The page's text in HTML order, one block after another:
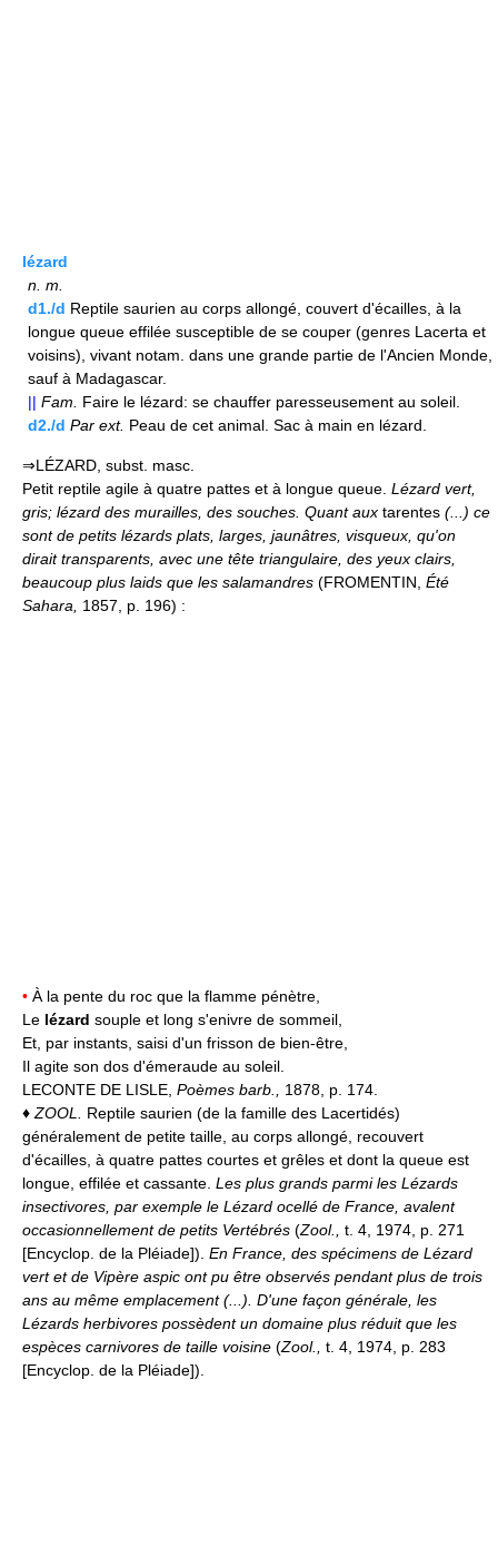
lézard
n. m.
d1./d Reptile saurien au corps allongé, couvert d'écailles, à la
longue queue effilée susceptible de se couper (genres Lacerta et
voisins), vivant notam. dans une grande partie de l'Ancien Monde,
sauf à Madagascar.
|| Fam.
Faire le lézard: se chauffer paresseusement au soleil.
d2./d Par ext. Peau de cet animal. Sac à main en lézard.
⇒LÉZARD, subst. masc.
Petit reptile agile à quatre pattes et à longue queue. Lézard vert,
gris; lézard des murailles, des souches. Quant aux tarentes (...) ce
sont de petits lézards plats, larges, jaunâtres, visqueux, qu'on
dirait transparents, avec une tête triangulaire, des yeux clairs,
beaucoup plus laids que les salamandres (FROMENTIN, Été
Sahara, 1857, p. 196) :
• À la pente du roc que la flamme pénètre,
Le lézard souple et long s'enivre de sommeil,
Et, par instants, saisi d'un frisson de bien-être,
Il agite son dos d'émeraude au soleil.
LECONTE DE LISLE, Poèmes barb., 1878, p. 174.
♦ ZOOL. Reptile saurien (de la famille des Lacertidés)
généralement de petite taille, au corps allongé, recouvert
d'écailles, à quatre pattes courtes et grêles et dont la queue est
longue, effilée et cassante. Les plus grands parmi les Lézards
insectivores, par exemple le Lézard ocellé de France, avalent
occasionnellement de petits Vertébrés (Zool., t. 4, 1974, p. 271
[Encyclop. de la Pléiade]). En France, des spécimens de Lézard
vert et de Vipère aspic ont pu être observés pendant plus de trois
ans au même emplacement (...). D'une façon générale, les
Lézards herbivores possèdent un domaine plus réduit que les
espèces carnivores de taille voisine (Zool., t. 4, 1974, p. 283
[Encyclop. de la Pléiade]).